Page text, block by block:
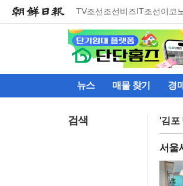
TV조선조선비즈IT조선이코
뉴스 매물 찾기 경
검색 '김포
서울